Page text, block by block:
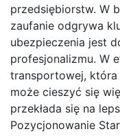
przedsiębiorstw. W
zaufanie odgrywa
ubezpieczenia jest
profesjonalizmu. W
transportowej, która
może cieszyć się
przekłada się na
Pozycjonowanie